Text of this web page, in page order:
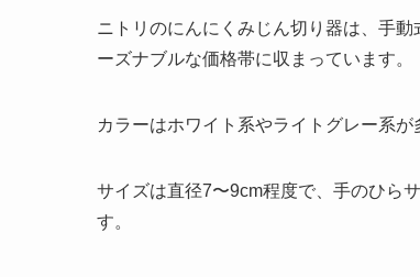
ニトリのにんにくみじん切り器は、手
ーズナブルな価格帯に収まっています。
カラーはホワイト系やライトグレー系
サイズは直径7〜9cm程度で、手のひら
す。